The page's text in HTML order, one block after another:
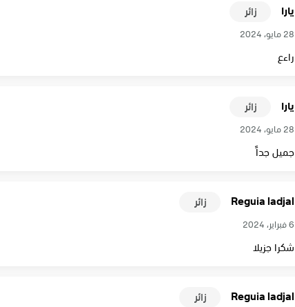
يارا زائر
28 مايو، 2024
راءع
يارا زائر
28 مايو، 2024
جميل جداً
Reguia ladjal زائر
6 فبراير، 2024
شكرا جزيلا
Reguia ladjal زائر